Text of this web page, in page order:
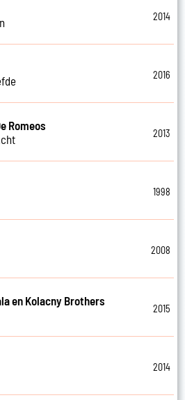
2014
2016
Romeos
2013
1998
2008
en Kolacny Brothers
2015
2014